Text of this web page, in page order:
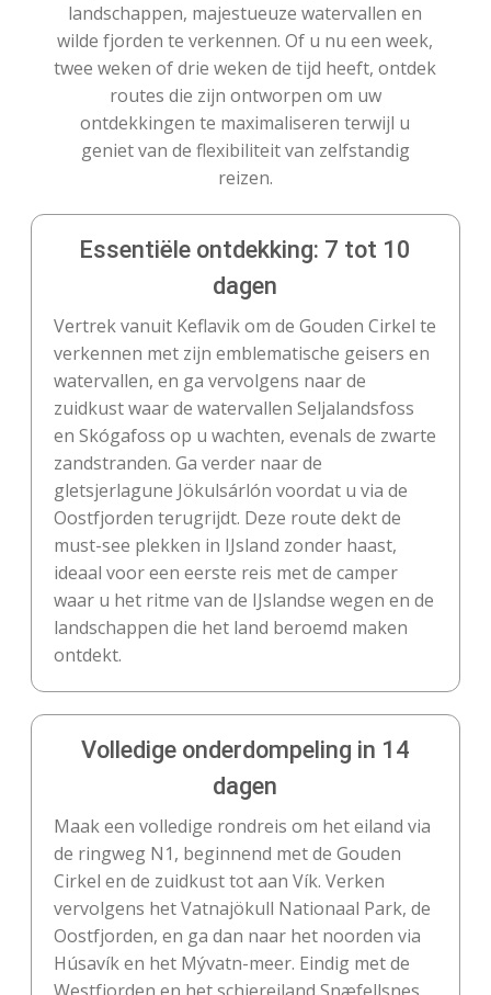
landschappen, majestueuze watervallen en
wilde fjorden te verkennen. Of u nu een week,
twee weken of drie weken de tijd heeft, ontdek
routes die zijn ontworpen om uw
ontdekkingen te maximaliseren terwijl u
geniet van de flexibiliteit van zelfstandig
reizen.
Essentiële ontdekking: 7 tot 10
dagen
Vertrek vanuit Keflavik om de Gouden Cirkel te
verkennen met zijn emblematische geisers en
watervallen, en ga vervolgens naar de
zuidkust waar de watervallen Seljalandsfoss
en Skógafoss op u wachten, evenals de zwarte
zandstranden. Ga verder naar de
gletsjerlagune Jökulsárlón voordat u via de
Oostfjorden terugrijdt. Deze route dekt de
must-see plekken in IJsland zonder haast,
ideaal voor een eerste reis met de camper
waar u het ritme van de IJslandse wegen en de
landschappen die het land beroemd maken
ontdekt.
Volledige onderdompeling in 14
dagen
Maak een volledige rondreis om het eiland via
de ringweg N1, beginnend met de Gouden
Cirkel en de zuidkust tot aan Vík. Verken
vervolgens het Vatnajökull Nationaal Park, de
Oostfjorden, en ga dan naar het noorden via
Húsavík en het Mývatn-meer. Eindig met de